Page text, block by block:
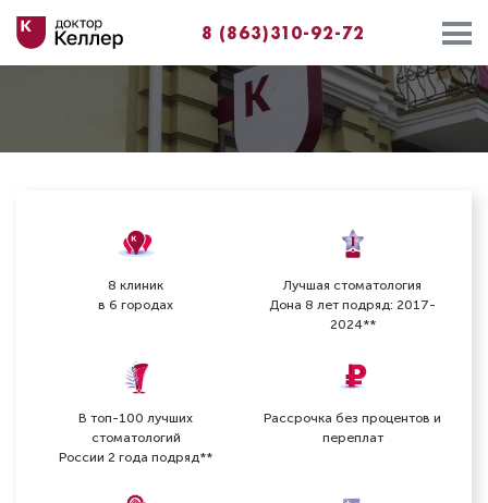
8 (863)310-92-72
8 клиник
в 6 городах
Лучшая стоматология
Дона 8 лет подряд: 2017-
2024**
В топ-100 лучших
стоматологий
России 2 года подряд**
Рассрочка без процентов и
переплат